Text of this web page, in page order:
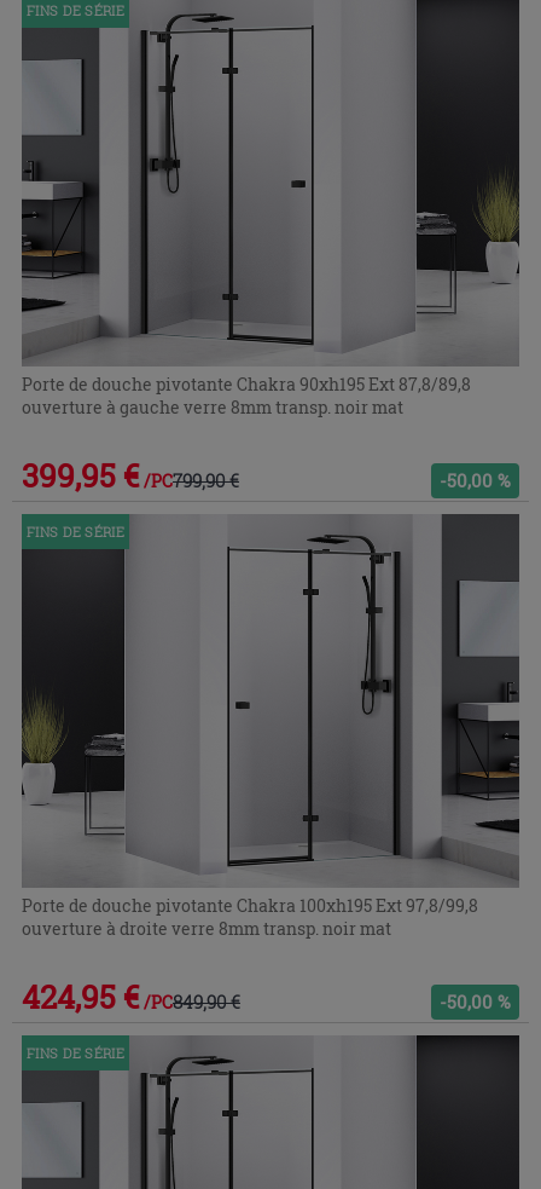
FINS DE SÉRIE
Porte de douche pivotante Chakra 90xh195 Ext 87,8/89,8
ouverture à gauche verre 8mm transp. noir mat
399,95 € /PC799,90 € -50,00 %
FINS DE SÉRIE
Porte de douche pivotante Chakra 100xh195 Ext 97,8/99,8
ouverture à droite verre 8mm transp. noir mat
424,95 € /PC849,90 € -50,00 %
FINS DE SÉRIE